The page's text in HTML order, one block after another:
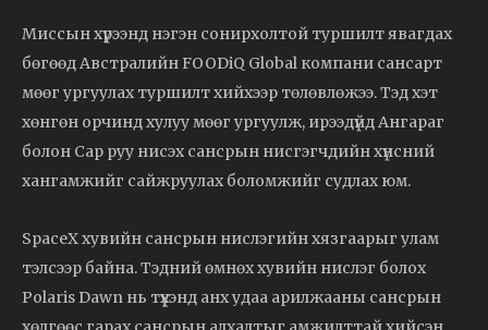
Миссын хүрээнд нэгэн сонирхолтой туршилт явагдах
бөгөөд Австралийн FOODiQ Global компани сансарт
мөөг ургуулах туршилт хийхээр төлөвлөжээ. Тэд хэт
хөнгөн орчинд хулуу мөөг ургуулж, ирээдүйд Ангараг
болон Сар руу нисэх сансрын нисгэгчдийн хүнсний
хангамжийг сайжруулах боломжийг судлах юм.
SpaceX хувийн сансрын нислэгийн хязгаарыг улам
тэлсээр байна. Тэдний өмнөх хувийн нислэг болох
Polaris Dawn нь түүхэнд анх удаа арилжааны сансрын